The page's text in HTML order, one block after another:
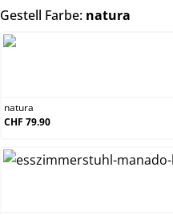
Gestell Farbe: natura
natura
CHF 79.90